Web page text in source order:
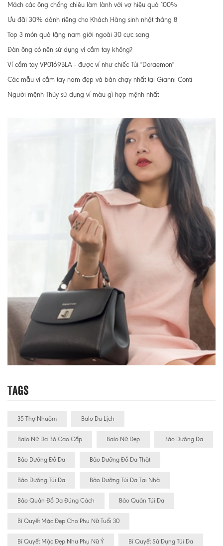
Mách các ông chồng chiêu làm lành với vợ hiệu quả 100%
Ưu đãi 30% dành riêng cho Khách Hàng sinh nhật tháng 8
Top 3 món quà tặng nam giới ngoài 30 cực sang
Đàn ông có nên sử dụng ví cầm tay không?
Ví cầm tay VP0169BLA - được ví như chiếc Túi "Doraemon"
Các mẫu ví cầm tay nam đẹp và bán chạy nhất tại Gianni Conti
Người mệnh Thủy sử dụng ví màu gì hợp mệnh nhất
Tags
35 Thợ Nhuộm Balo Du Lịch
Balo Nữ Da Bò Cao Cấp Balo Nữ Đẹp Bảo Dưỡng Da
Bảo Dưỡng Đồ Da Bảo Dưỡng Đồ Da Thật
Bảo Dưỡng Túi Da Bảo Dưỡng Túi Da Tại Nhà
Bảo Quản Đồ Da Đúng Cách Bảo Quản Túi Da
Bí Quyết Mặc Đẹp Cho Phụ Nữ Tuổi 30
Bí Quyết Mặc Đẹp Như Phụ Nữ Ý Bí Quyết Sử Dụng Túi Da